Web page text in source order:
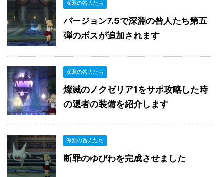
深淵の咎人たち
バージョン7.5で深淵の咎人たち第五
弾のボスが追加されます
深淵の咎人たち
燦滅のノクゼリア1をサポ攻略した時
の隠者の装備を紹介します
深淵の咎人たち
断罪のゆびわを完成させました